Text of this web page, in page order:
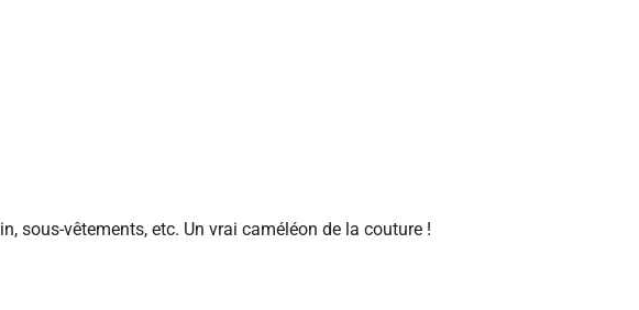
sous-vêtements, etc. Un vrai caméléon de la couture !